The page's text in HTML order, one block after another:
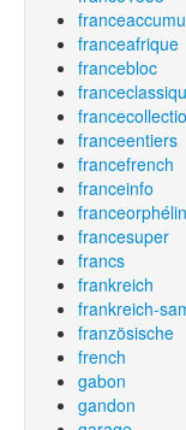
franceafrique
francebloc
franceentiers
francefrench
franceinfo
francesuper
francs
frankreich
frankreich-
französische
french
gabon
gandon